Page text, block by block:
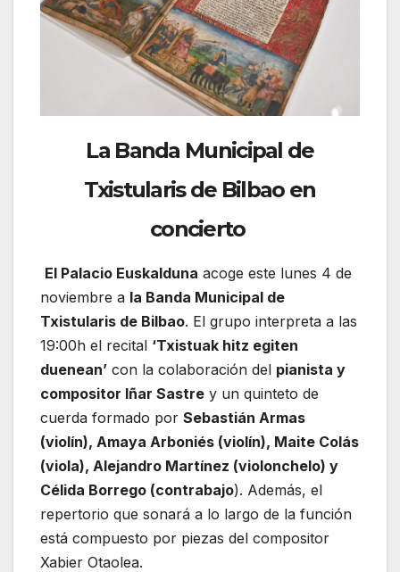
La Banda Municipal de
Txistularis de Bilbao en
concierto
El Palacio Euskalduna acoge este lunes 4 de
noviembre a la Banda Municipal de
Txistularis de Bilbao. El grupo interpreta a las
19:00h el recital ‘Txistuak hitz egiten
duenean’ con la colaboración del pianista y
compositor Iñar Sastre y un quinteto de
cuerda formado por Sebastián Armas
(violín), Amaya Arboniés (violín), Maite Colás
(viola), Alejandro Martínez (violonchelo) y
Célida Borrego (contrabajo). Además, el
repertorio que sonará a lo largo de la función
está compuesto por piezas del compositor
Xabier Otaolea.